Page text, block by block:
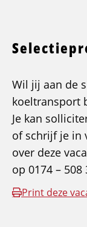
Wil jij aan de
koeltransport
Je kan
of schrijf je in
over deze
op 0174 – 508
Print deze